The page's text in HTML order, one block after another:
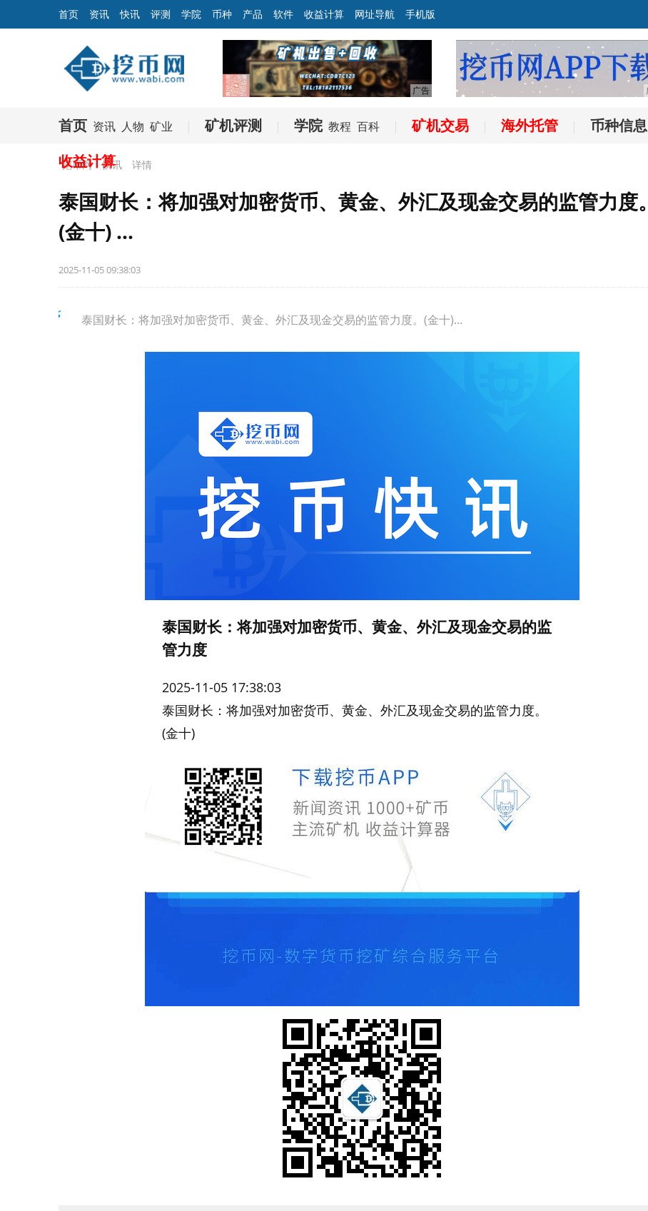
首页 资讯 快讯 评测 学院 币种 产品 软件 收益计算 网址导航 手机版
首页 资讯 人物 矿业 矿机评测 学院 教程 百科 矿机交易 海外托管 币种信息
收益计算
挖币网 快讯 详情
泰国财长：将加强对加密货币、黄金、外汇及现金交易的监管力度。
(金十) ...
2025-11-05 09:38:03
泰国财长：将加强对加密货币、黄金、外汇及现金交易的监管力度。(金十)...
泰国财长：将加强对加密货币、黄金、外汇及现金交易的监
管力度
2025-11-05 17:38:03
泰国财长：将加强对加密货币、黄金、外汇及现金交易的监管力度。
(金十)